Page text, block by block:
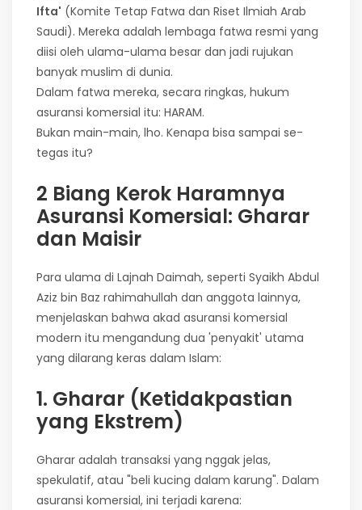
Ifta' (Komite Tetap Fatwa dan Riset Ilmiah Arab
Saudi). Mereka adalah lembaga fatwa resmi yang
diisi oleh ulama-ulama besar dan jadi rujukan
banyak muslim di dunia.
Dalam fatwa mereka, secara ringkas, hukum
asuransi komersial itu: HARAM.
Bukan main-main, lho. Kenapa bisa sampai se-
tegas itu?
2 Biang Kerok Haramnya
Asuransi Komersial: Gharar
dan Maisir
Para ulama di Lajnah Daimah, seperti Syaikh Abdul
Aziz bin Baz rahimahullah dan anggota lainnya,
menjelaskan bahwa akad asuransi komersial
modern itu mengandung dua 'penyakit' utama
yang dilarang keras dalam Islam:
1. Gharar (Ketidakpastian
yang Ekstrem)
Gharar adalah transaksi yang nggak jelas,
spekulatif, atau "beli kucing dalam karung". Dalam
asuransi komersial, ini terjadi karena: